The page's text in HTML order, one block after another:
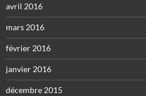
avril 2016
mars 2016
février 2016
janvier 2016
décembre 2015